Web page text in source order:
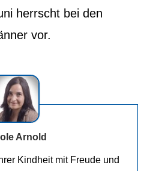
herrscht bei den
vor.
Arnold
Kindheit mit Freude und